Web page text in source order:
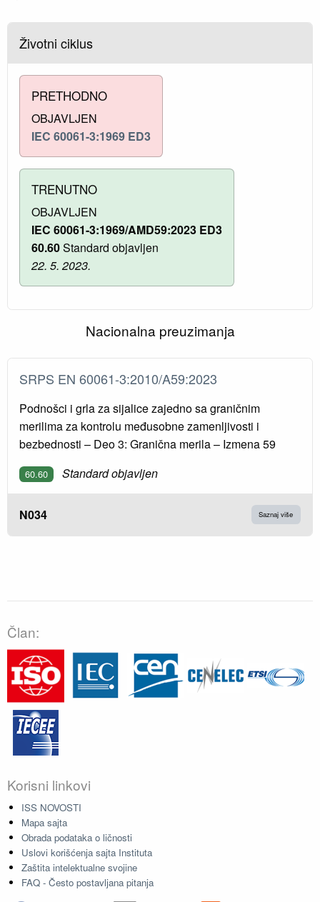
Životni ciklus
PRETHODNO
OBJAVLJEN
IEC 60061-3:1969 ED3
TRENUTNO
OBJAVLJEN
IEC 60061-3:1969/AMD59:2023 ED3
60.60Standard objavljen
22. 5. 2023.
Nacionalna preuzimanja
SRPS EN 60061-3:2010/A59:2023
Podnošci i grla za sijalice zajedno sa graničnim
merilima za kontrolu međusobne zamenljivosti i
bezbednosti – Deo 3: Granična merila – Izmena 59
60.60 Standard objavljen
N034 Saznaj više
Član:
Korisni linkovi
ISS NOVOSTI
Mapa sajta
Obrada podataka o ličnosti
Uslovi korišćenja sajta Instituta
Zaštita intelektualne svojine
FAQ - Često postavljana pitanja